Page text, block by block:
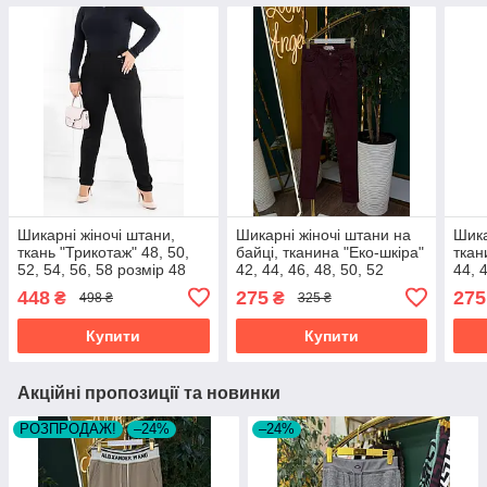
Шикарні жіночі штани,
ткань "Трикотаж" 48, 50,
52, 54, 56, 58 розмір 48
448 ₴ 498 ₴
Купити
Шикарні жіночі штани на
байці, тканина "Еко-шкіра"
42, 44, 46, 48, 50, 52
275₴ 325 ₴
Купити
44,
275
Акційні пропозиції та новинки
РОЗПРОДАЖ! –24% –24%